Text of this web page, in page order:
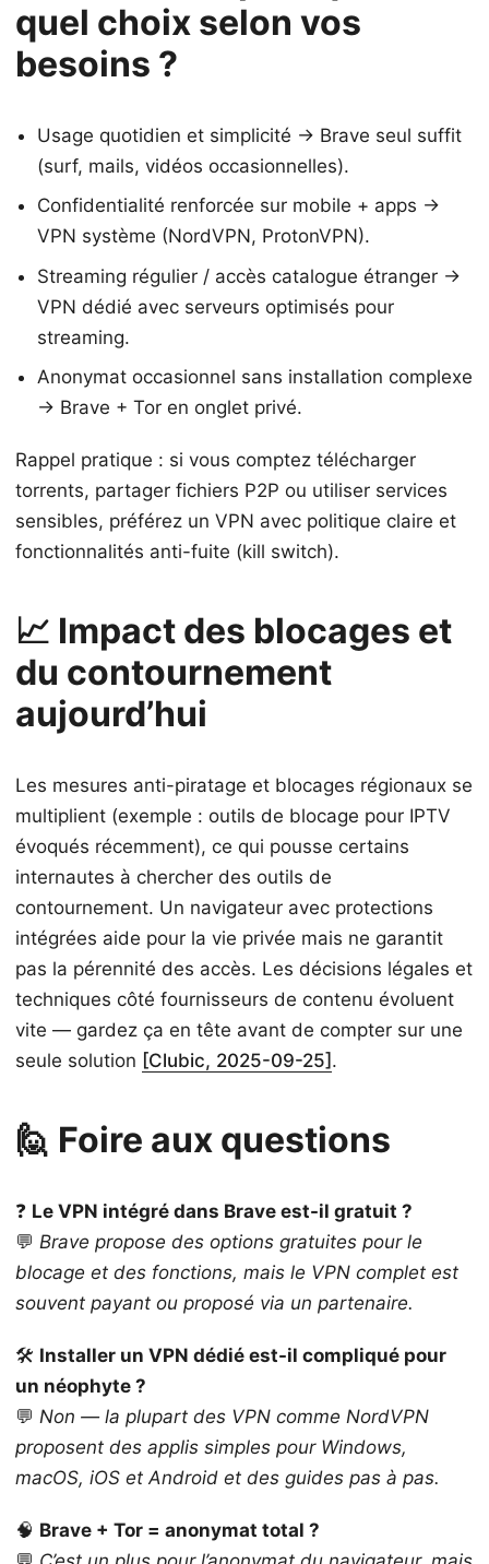
quel choix selon vos
besoins ?
Usage quotidien et simplicité → Brave seul suffit
(surf, mails, vidéos occasionnelles).
Confidentialité renforcée sur mobile + apps →
VPN système (NordVPN, ProtonVPN).
Streaming régulier / accès catalogue étranger →
VPN dédié avec serveurs optimisés pour
streaming.
Anonymat occasionnel sans installation complexe
→ Brave + Tor en onglet privé.
Rappel pratique : si vous comptez télécharger
torrents, partager fichiers P2P ou utiliser services
sensibles, préférez un VPN avec politique claire et
fonctionnalités anti-fuite (kill switch).
📈 Impact des blocages et
du contournement
aujourd’hui
Les mesures anti-piratage et blocages régionaux se
multiplient (exemple : outils de blocage pour IPTV
évoqués récemment), ce qui pousse certains
internautes à chercher des outils de
contournement. Un navigateur avec protections
intégrées aide pour la vie privée mais ne garantit
pas la pérennité des accès. Les décisions légales et
techniques côté fournisseurs de contenu évoluent
vite — gardez ça en tête avant de compter sur une
seule solution [Clubic, 2025-09-25] .
🙋 Foire aux questions
❓ Le VPN intégré dans Brave est-il gratuit ?
💬 Brave propose des options gratuites pour le
blocage et des fonctions, mais le VPN complet est
souvent payant ou proposé via un partenaire.
🛠️ Installer un VPN dédié est-il compliqué pour
un néophyte ?
💬 Non — la plupart des VPN comme NordVPN
proposent des applis simples pour Windows,
macOS, iOS et Android et des guides pas à pas.
🧠 Brave + Tor = anonymat total ?